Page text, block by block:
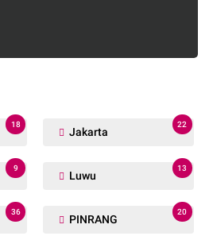
18
Jakarta
22
9
Luwu
13
36
PINRANG
20